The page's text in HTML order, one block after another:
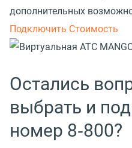
дополнительных
Подключить Стоимость
Остались
выбрать и
номер 8‑800?